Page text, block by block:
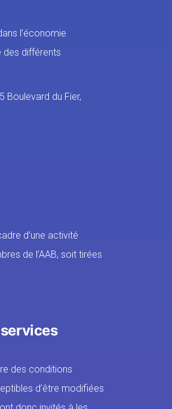
l’économie
des différents
Boulevard du Fier,
d’une activité
de l’AAB, soit tirées
des conditions
d’être modifiées